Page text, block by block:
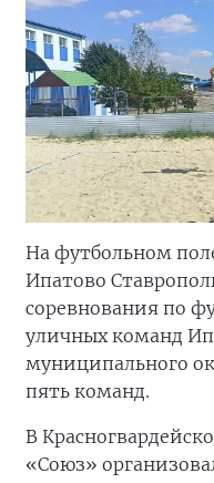
На футбольном
Ипатово
соревнования по
уличных команд
муниципального
пять команд.
В
«Союз»